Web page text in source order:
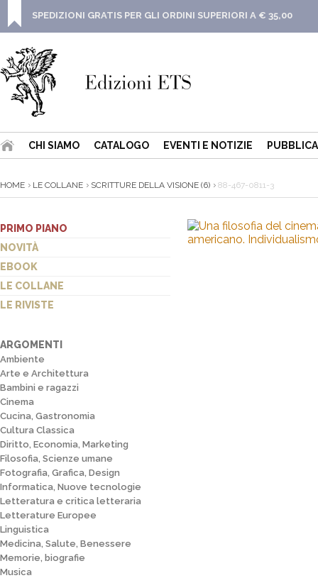
SPEDIZIONI GRATIS PER GLI ORDINI SUPERIORI A € 35,00
CHI SIAMO CATALOGO EVENTI E NOTIZIE
HOME LE COLLANE SCRITTURE DELLA VISIONE (6) 88-467-0811-3
PRIMO PIANO
NOVITÀ
EBOOK
LE COLLANE
LE RIVISTE
ARGOMENTI
Ambiente
Arte e Architettura
Bambini e ragazzi
Cinema
Cucina, Gastronomia
Cultura Classica
Diritto, Economia, Marketing
Filosofia, Scienze umane
Fotografia, Grafica, Design
Informatica, Nuove tecnologie
Letteratura e critica letteraria
Letterature Europee
Linguistica
Medicina, Salute, Benessere
Memorie, biografie
Musica